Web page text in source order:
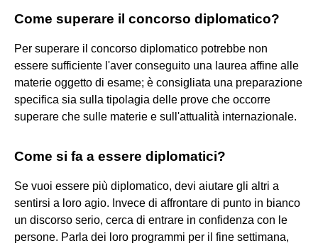
Come superare il concorso diplomatico?
Per superare il concorso diplomatico potrebbe non
essere sufficiente l'aver conseguito una laurea affine alle
materie oggetto di esame; è consigliata una preparazione
specifica sia sulla tipolagia delle prove che occorre
superare che sulle materie e sull'attualità internazionale.
Come si fa a essere diplomatici?
Se vuoi essere più diplomatico, devi aiutare gli altri a
sentirsi a loro agio. Invece di affrontare di punto in bianco
un discorso serio, cerca di entrare in confidenza con le
persone. Parla dei loro programmi per il fine settimana,